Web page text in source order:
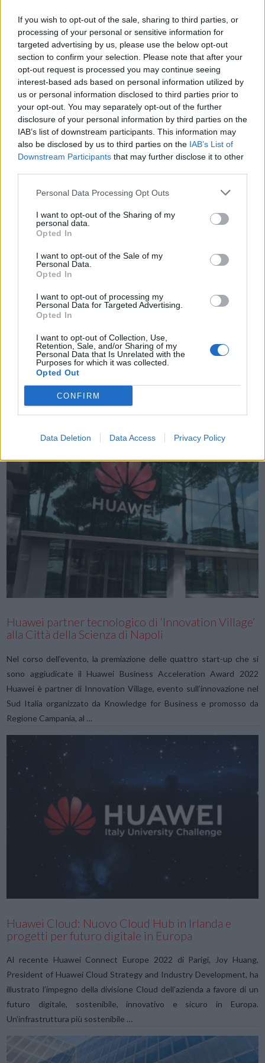
If you wish to opt-out of the sale, sharing to third parties, or
processing of your personal or sensitive information for
targeted advertising by us, please use the below opt-out
section to confirm your selection. Please note that after your
opt-out request is processed you may continue seeing
interest-based ads based on personal information utilized by
us or personal information disclosed to third parties prior to
your opt-out. You may separately opt-out of the further
disclosure of your personal information by third parties on the
IAB’s list of downstream participants. This information may
also be disclosed by us to third parties on the IAB’s List of
Downstream Participants that may further disclose it to other
Personal Data Processing Opt Outs
I want to opt-out of the Sharing of my
personal data.
Opted In
I want to opt-out of the Sale of my
Personal Data.
Opted In
I want to opt-out of processing my
Personal Data for Targeted Advertising.
Opted In
I want to opt-out of Collection, Use,
Retention, Sale, and/or Sharing of my
Personal Data that Is Unrelated with the
Purposes for which it was collected.
Opted Out
CONFIRM
Data Deletion Data Access Privacy Policy
La tecnologia al servizio dell’ambiente in otto Oasi del WWF Italia
per promuovere metodi di agricoltura sostenibile attraverso il
monitoraggio bioacustico Huawei Italia e WWF Italia rinnovano la
loro collaborazione e annunciano una nuova edizione di “Nature
VIEW POST
HUAWEI VINCE IL PREMIO EFQM PER
L’ECCELLENZA NEL CUSTOMER CENTRICITY
AWARD
Huawei ha ricevuto il premio Outstanding Achievement for
Customer Centricity dalla European Foundation for Quality
Management (EFQM). È la prima volta che il prestigioso
riconoscimento globale viene assegnato a un’azienda di
telecomunicazioni. In occasione della cerimonia di premiazione,
tenutasi il …
Huawei partner tecnologico di ‘Innovation Village’
alla Città della Scienza di Napoli
Nel corso dell’evento, la premiazione delle quattro start-up che si
sono aggiudicate il Huawei Business Acceleration Award 2022
Huawei è partner di Innovation Village, evento sull’innovazione nel
Sud Italia organizzato da Knowledge for Business e promosso da
Regione Campania, al …
Huawei Cloud: Nuovo Cloud Hub in Irlanda e
progetti per futuro digitale in Europa
Al recente Huawei Connect Europe 2022 di Parigi, Joy Huang,
President of Huawei Cloud Strategy and Industry Development, ha
illustrato l’impegno della divisione Cloud dell’azienda a favore di un
futuro digitale, sostenibile, innovativo e sicuro in Europa.
Un’infrastruttura più sostenibile …